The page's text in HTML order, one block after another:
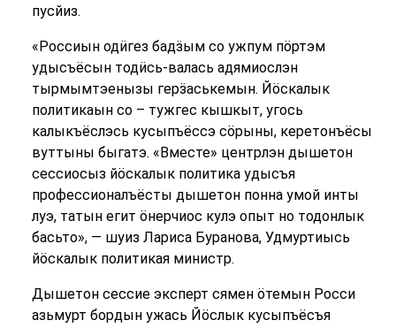
пусйиз.
«Россиын одӥгез бадӟым со ужпум пӧртэм
удысъёсын тодӥсь-валась адямиослэн
тырмымтэенызы герӟаськемын. Йӧскалык
политикаын со – тужгес кышкыт, угось
калыкъёслэсь кусыпъёссэ сӧрыны, керетонъёсы
вуттыны быгатэ. «Вместе» центрлэн дышетон
сессиосыз йӧскалык политика удысъя
профессионалъёсты дышетон понна умой инты
луэ, татын егит ӧнерчиос кулэ опыт но тодонлык
басьто», — шуиз Лариса Буранова, Удмуртиысь
йӧскалык политикая министр.
Дышетон сессие эксперт сямен ӧтемын Росси
азьмурт бордын ужась Йӧслык кусыпъёсъя